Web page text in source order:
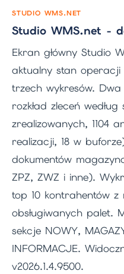
STUDIO WMS.NET
Studio WMS.net -
Ekran główny Studio
aktualny stan
trzech wykresów. Dwa
rozkład zleceń
zrealizowanych, 1104
realizacji, 18 w
dokumentów
ZPZ, ZWZ i inne).
top 10 kontrahentów z
obsługiwanych palet.
sekcje NOWY,
INFORMACJE.
v2026.1.4.9500.